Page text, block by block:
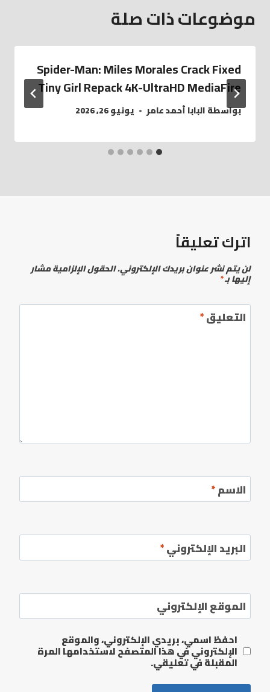
موضوعات ذات صلة
Spider-Man: Miles Morales Crack Fixed
Tiny Girl Repack 4K-UltraHD MediaFire
بواسطةالبابا أحمد عامر يونيو 26, 2026
اترك تعليقاً
لن يتم نشر عنوان بريدك الإلكتروني.الحقول الإلزامية مشار
إليها بـ*
التعليق*
الاسم*
البريد الإلكتروني*
الموقع الإلكتروني
احفظ اسمي، بريدي الإلكتروني، والموقع
الإلكتروني في هذا المتصفح لاستخدامها المرة
المقبلة في تعليقي.